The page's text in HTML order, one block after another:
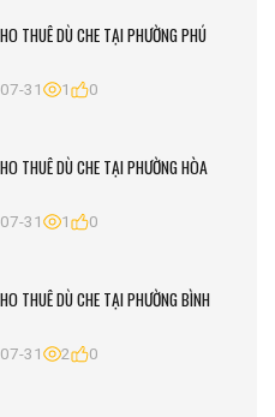
THUÊ DÙ CHE TẠI PHƯỜNG PHÚ
31 1 0
THUÊ DÙ CHE TẠI PHƯỜNG HÒA
31 1 0
THUÊ DÙ CHE TẠI PHƯỜNG BÌNH
31 2 0